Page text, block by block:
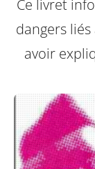
Ce livret
dangers
avoir